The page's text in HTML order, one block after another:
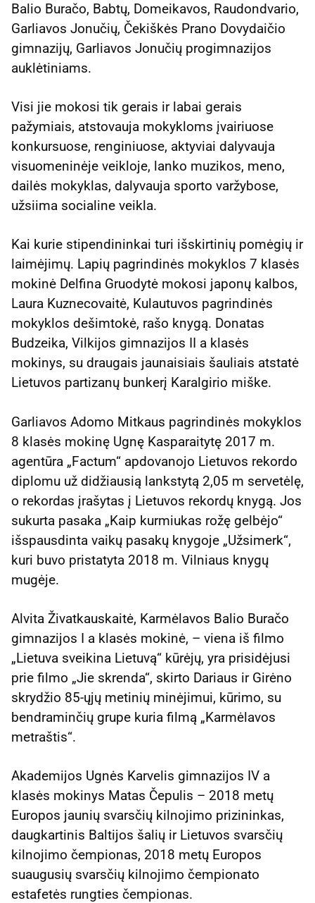
Balio Buračo, Babtų, Domeikavos, Raudondvario,
Garliavos Jonučių, Čekiškės Prano Dovydaičio
gimnazijų, Garliavos Jonučių progimnazijos
auklėtiniams.
Visi jie mokosi tik gerais ir labai gerais
pažymiais, atstovauja mokykloms įvairiuose
konkursuose, renginiuose, aktyviai dalyvauja
visuomeninėje veikloje, lanko muzikos, meno,
dailės mokyklas, dalyvauja sporto varžybose,
užsiima socialine veikla.
Kai kurie stipendininkai turi išskirtinių pomėgių ir
laimėjimų. Lapių pagrindinės mokyklos 7 klasės
mokinė Delfina Gruodytė mokosi japonų kalbos,
Laura Kuznecovaitė, Kulautuvos pagrindinės
mokyklos dešimtokė, rašo knygą. Donatas
Budzeika, Vilkijos gimnazijos II a klasės
mokinys, su draugais jaunaisiais šauliais atstatė
Lietuvos partizanų bunkerį Karalgirio miške.
Garliavos Adomo Mitkaus pagrindinės mokyklos
8 klasės mokinę Ugnę Kasparaitytę 2017 m.
agentūra „Factum“ apdovanojo Lietuvos rekordo
diplomu už didžiausią lankstytą 2,05 m servetėlę,
o rekordas įrašytas į Lietuvos rekordų knygą. Jos
sukurta pasaka „Kaip kurmiukas rožę gelbėjo“
išspausdinta vaikų pasakų knygoje „Užsimerk“,
kuri buvo pristatyta 2018 m. Vilniaus knygų
mugėje.
Alvita Živatkauskaitė, Karmėlavos Balio Buračo
gimnazijos I a klasės mokinė, – viena iš filmo
„Lietuva sveikina Lietuvą“ kūrėjų, yra prisidėjusi
prie filmo „Jie skrenda“, skirto Dariaus ir Girėno
skrydžio 85-ųjų metinių minėjimui, kūrimo, su
bendraminčių grupe kuria filmą „Karmėlavos
metraštis“.
Akademijos Ugnės Karvelis gimnazijos IV a
klasės mokinys Matas Čepulis – 2018 metų
Europos jaunių svarsčių kilnojimo prizininkas,
daugkartinis Baltijos šalių ir Lietuvos svarsčių
kilnojimo čempionas, 2018 metų Europos
suaugusių svarsčių kilnojimo čempionato
estafetės rungties čempionas.